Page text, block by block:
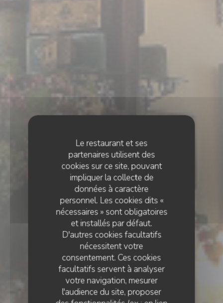
Le restaurant et ses
partenaires utilisent des
cookies sur ce site, pouvant
impliquer la collecte de
données à caractère
personnel. Les cookies dits «
nécessaires » sont obligatoires
et installés par défaut.
D'autres cookies facultatifs
nécessitent votre
consentement. Ces cookies
facultatifs servent à analyser
votre navigation, mesurer
l'audience du site, proposer